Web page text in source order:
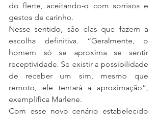
do flerte, aceitando-o com sorrisos e
gestos de carinho.
Nesse sentido, são elas que fazem a
escolha definitiva. “Geralmente, o
homem só se aproxima se sentir
receptividade. Se existir a possibilidade
de receber um sim, mesmo que
remoto, ele tentará a aproximação”,
exemplifica Marlene.
Com esse novo cenário estabelecido